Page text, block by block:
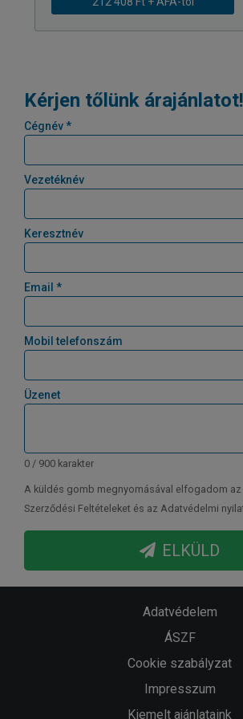
Kérjen tőlünk árajánlatot!
Cégnév *
Vezetéknév
Keresztnév
Email *
Mobil telefonszám
Üzenet
0 / 900 karakter
A küldés gomb megnyomásával elfogadom
Szerződési Feltételeket és az Adatvédelmi
ELKÜLD
Adatvédelem
ÁSZF
Cookie szabályzat
Impresszum
Kiemelt ajánlataink